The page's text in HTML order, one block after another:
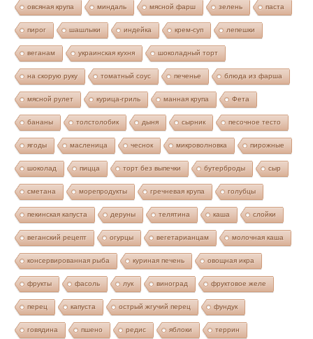
овсяная крупа миндаль мясной фарш зелень паста
пирог шашлыки индейка крем-суп лепешки
веганам украинская кухня шоколадный торт
на скорую руку томатный соус печенье блюда из фарша
мясной рулет курица-гриль манная крупа Фета
бананы толстолобик дыня сырник песочное тесто
ягоды масленица чеснок микроволновка пирожные
шоколад пицца торт без выпечки бутерброды сыр
сметана морепродукты гречневая крупа голубцы
пекинская капуста деруны телятина каша слойки
веганский рецепт огурцы вегетарианцам молочная каша
консервированная рыба куриная печень овощная икра
фрукты фасоль лук виноград фруктовое желе
перец капуста острый жгучий перец фундук
говядина пшено редис яблоки террин